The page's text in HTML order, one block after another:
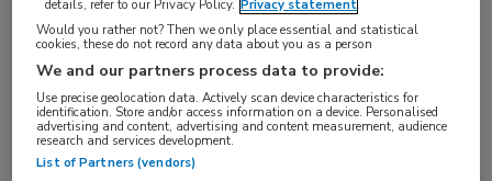
Log hier in om volledige
toegang te krijgen.
details, refer to our Privacy Policy. Privacy statement
Would you rather not? Then we only place essential and statistical
cookies, these do not record any data about you as a person
We and our partners process data to provide:
Use precise geolocation data. Actively scan device characteristics for
identification. Store and/or access information on a device. Personalised
advertising and content, advertising and content measurement, audience
research and services development.
List of Partners (vendors)